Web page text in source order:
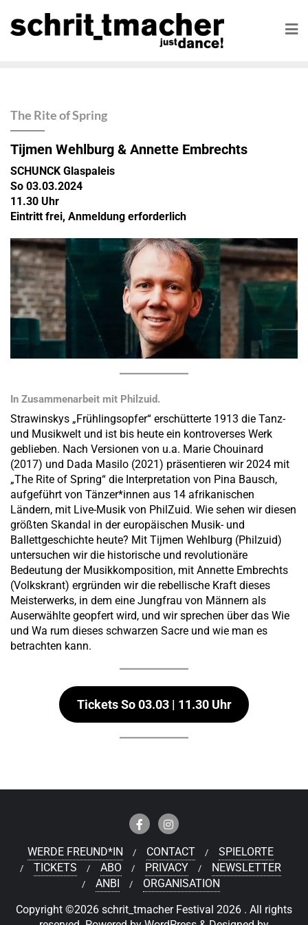
The Rite of Spring
Tijmen Wehlburg & Annette Embrechts
SCHUNCK Glaspaleis
So 03.03.2024
11.30 Uhr
Eintritt frei, Anmeldung erforderlich
In Zusammenarbeit mit Philzuid.
Strawinskys „Frühlingsopfer“ erschütterte 1913 die Tanz-
und Musikwelt und ist bis heute ein kontroverses Werk
geblieben. Nach Versionen von u.a. Marie Chouinard
(2017) und Dada Masilo (2021) präsentieren wir 2024 mit
„The Rite of Spring“ die Interpretation von Pina Bausch,
aufgeführt von Tänzer*innen aus 14 afrikanischen
Ländern, mit Live-Musik von PhilZuid. Wie sehen wir diesen
größten Skandal in der europäischen Musik- und
Ballettgeschichte heute? Mit Tijmen Wehlburg (Philzuid)
untersuchen wir die historische und revolutionäre
Bedeutung der Musikkomposition, mit Annette Embrechts
(Volkskrant) ergründen wir die rebellische Kraft dieses
Meisterwerks, in dem eine Jungfrau von Männern als
Auserwählte geopfert wird, und wir sprechen über das Wie
und Wa rum dieses schwarzen Sacre und wie man es
betrachten kann.
Tickets So 03.03 | 11.30 Uhr
WERDE FREUND*IN CONTACT
SPIELORTE
TICKETS
ABO PRIVACY
NEWSLETTER
ANBI
ORGANISATION
Copyright ©2026 schrit_tmacher Festival 2026 . All rights